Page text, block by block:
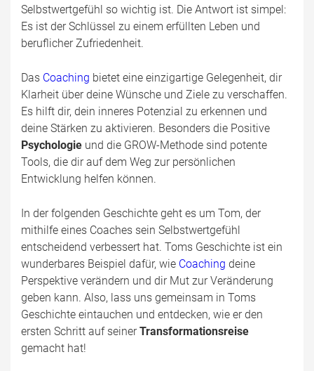
Selbstwertgefühl so wichtig ist. Die Antwort ist simpel:
Es ist der Schlüssel zu einem erfüllten Leben und
beruflicher Zufriedenheit.
Das Coaching bietet eine einzigartige Gelegenheit, dir
Klarheit über deine Wünsche und Ziele zu verschaffen.
Es hilft dir, dein inneres Potenzial zu erkennen und
deine Stärken zu aktivieren. Besonders die Positive
Psychologie und die GROW-Methode sind potente
Tools, die dir auf dem Weg zur persönlichen
Entwicklung helfen können.
In der folgenden Geschichte geht es um Tom, der
mithilfe eines Coaches sein Selbstwertgefühl
entscheidend verbessert hat. Toms Geschichte ist ein
wunderbares Beispiel dafür, wie Coaching deine
Perspektive verändern und dir Mut zur Veränderung
geben kann. Also, lass uns gemeinsam in Toms
Geschichte eintauchen und entdecken, wie er den
ersten Schritt auf seinerTransformationsreise
gemacht hat!